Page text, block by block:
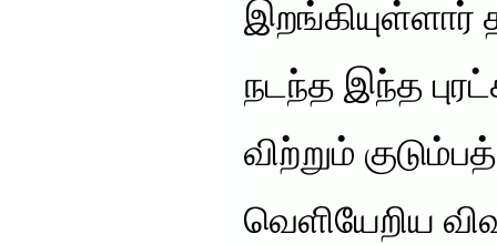
இறங்கியுள்ளார்
நடந்த இந்த
விற்றும்
வெளியேறிய